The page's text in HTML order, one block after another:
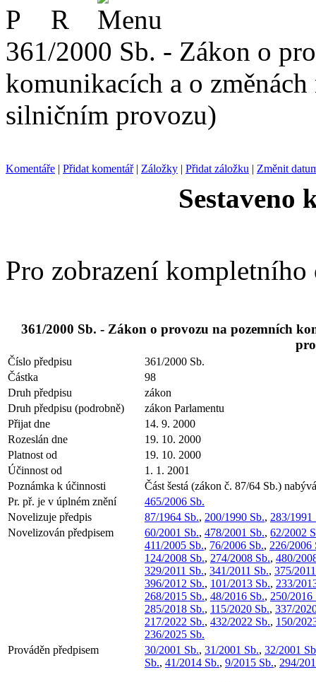
361/2000 Sb. - Zákon o
komunikacích a o
silničním provozu)
Komentáře | Přidat komentář| Záložky | Přidat záložku | Změnit
Sestaveno
Pro zobrazení kompletního
361/2000 Sb. - Zákon o provozu na pozemních
Číslo předpisu
361/2000 Sb.
Částka
98
Druh předpisu
zákon
Druh předpisu (podrobně)
zákon Parlamentu
Přijat dne
14. 9. 2000
Rozeslán dne
19. 10. 2000
Platnost od
19. 10. 2000
Účinnost od
1. 1. 2001
Poznámka k účinnosti
Část šestá (zákon č. 87/64 Sb.)
Pr. př. je v úplném znění
465/2006 Sb.
Novelizuje předpis
87/1964 Sb., 200/1990 Sb., 283/1991
Novelizován předpisem
60/2001 Sb., 478/2001 Sb., 62/2002
411/2005 Sb., 76/2006 Sb., 226/2006
124/2008 Sb., 274/2008 Sb., 480/
329/2011 Sb., 341/2011 Sb., 375/
396/2012 Sb., 101/2013 Sb., 233/
268/2015 Sb., 48/2016 Sb., 250/2016
285/2018 Sb., 115/2020 Sb., 337/
217/2022 Sb., 432/2022 Sb., 150/
236/2025 Sb.
Prováděn předpisem
30/2001 Sb., 31/2001 Sb., 32/2001
Sb., 41/2014 Sb., 9/2015 Sb., 294/